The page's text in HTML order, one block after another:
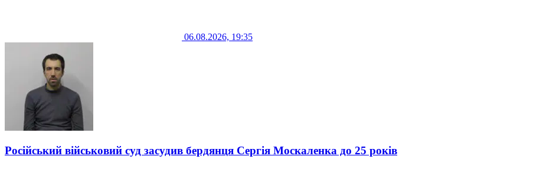
06.08.2026, 19:35
Російський військовий суд засудив бердянця Сергія Москаленка до 25 років